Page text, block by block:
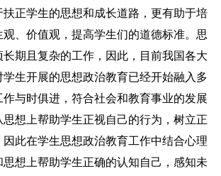
正学生的思想和成长道路，更有助于培
、价值观，提高学生们的道德标准。思
期且复杂的工作，因此，目前我国各大
生开展的思想政治教育已经开始融入多
与时俱进，符合社会和教育事业的发展
想上帮助学生正视自己的行为，树立正
此在学生思想政治教育工作中结合心理
想上帮助学生正确的认知自己，感知未